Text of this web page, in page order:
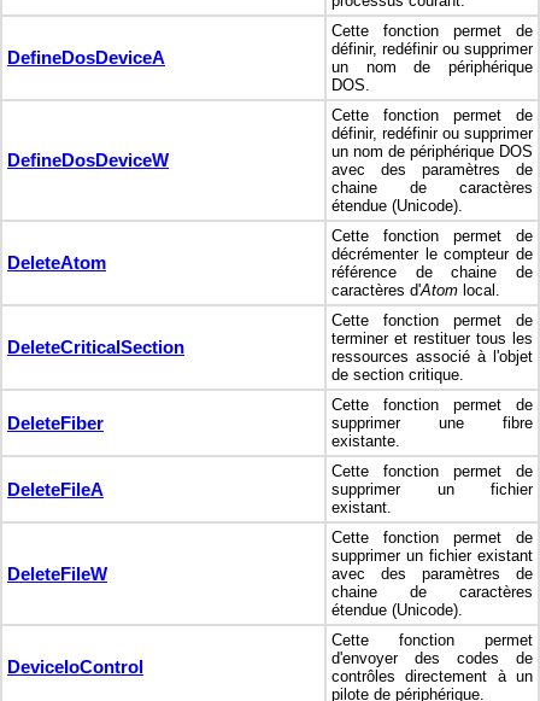
DefineDosDeviceA
Cette fonction permet de
définir, redéfinir ou supprimer
un nom de périphérique
DOS.
DefineDosDeviceW
Cette fonction permet de
définir, redéfinir ou supprimer
un nom de périphérique DOS
avec des paramètres de
chaine de caractères
étendue (Unicode).
DeleteAtom
Cette fonction permet de
décrémenter le compteur de
référence de chaine de
caractères d'Atom local.
DeleteCriticalSection
Cette fonction permet de
terminer et restituer tous les
ressources associé à l'objet
de section critique.
DeleteFiber
Cette fonction permet de
supprimer une fibre
existante.
DeleteFileA
Cette fonction permet de
supprimer un fichier
existant.
DeleteFileW
Cette fonction permet de
supprimer un fichier existant
avec des paramètres de
chaine de caractères
étendue (Unicode).
DeviceIoControl
Cette fonction permet
d'envoyer des codes de
contrôles directement à un
pilote de périphérique.